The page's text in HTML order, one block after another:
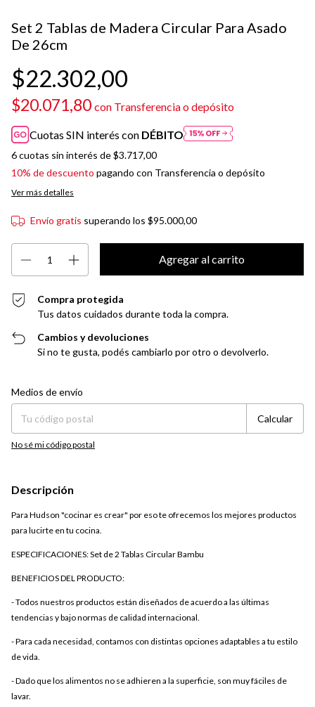
Set 2 Tablas de Madera Circular Para Asado
De 26cm
$22.302,00
$20.071,80 con Transferencia o depósito
Cuotas SIN interés con DÉBITO
6cuotas sin interés de$3.717,00
10% de descuento pagando con Transferencia o depósito
Ver más detalles
Envío gratis superando los $95.000,00
Compra protegida
Tus datos cuidados durante toda la compra.
Cambios y devoluciones
Si no te gusta, podés cambiarlo por otro o devolverlo.
Entregas para el CP:
Medios de envío
Calcular
No sé mi código postal
Descripción
Para Hudson "cocinar es crear" por eso te ofrecemos los mejores productos
para lucirte en tu cocina.
ESPECIFICACIONES: Set de 2 Tablas Circular Bambu
BENEFICIOS DEL PRODUCTO:
- Todos nuestros productos están diseñados de acuerdo a las últimas
tendencias y bajo normas de calidad internacional.
- Para cada necesidad, contamos con distintas opciones adaptables a tu estilo
de vida.
- Dado que los alimentos no se adhieren a la superficie, son muy fáciles de
lavar.